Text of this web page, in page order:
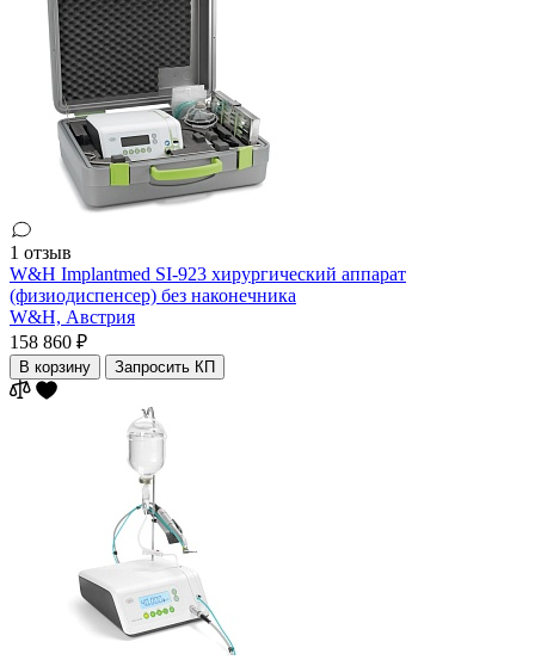
1 отзыв
W&H Implantmed SI-923 хирургический аппарат
(физиодиспенсер) без наконечника
W&H, Австрия
158 860 ₽
В корзину Запросить КП